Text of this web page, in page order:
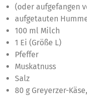
(oder aufgefangen
aufgetauten
100 ml Milch
1 Ei (Größe L)
Pfeffer
Muskatnuss
Salz
80 g Greyerzer-